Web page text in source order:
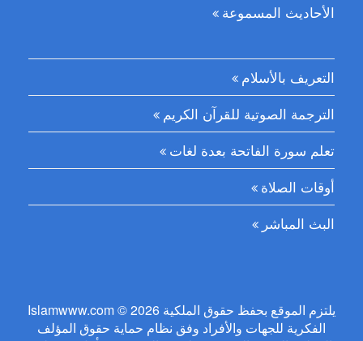
الأحاديث المسموعة
التعريف بالأسلام
الترجمة الصوتية للقرآن الكريم
تعلم سورة الفاتحة بعدة لغات
أوقات الصلاة
البث المباشر
Islamwww.com © 2026 يلتزم الموقع بحفظ حقوق الملكية
الفكرية للجهات والأفراد وفق نظام حماية حقوق المؤلف